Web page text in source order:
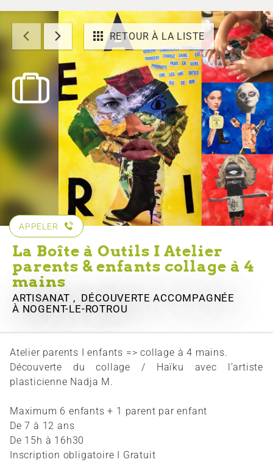
RETOUR À LA LISTE
APPELER
La Boîte à Outils I Atelier
parents & enfants collage à 4
mains
ARTISANAT , DÉCOUVERTE ACCOMPAGNÉE
À NOGENT-LE-ROTROU
Atelier parents I enfants => collage à 4 mains.
Découverte du collage / Haïku avec l’artiste
plasticienne Nadja M.
Maximum 6 enfants + 1 parent par enfant
De 7 à 12 ans
De 15h à 16h30
Inscription obligatoire I Gratuit